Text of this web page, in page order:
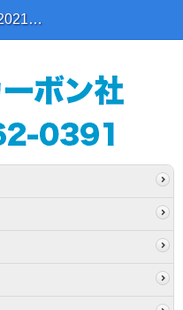
本年も、JP2021印刷DX展に出展致します。 | 新着情報